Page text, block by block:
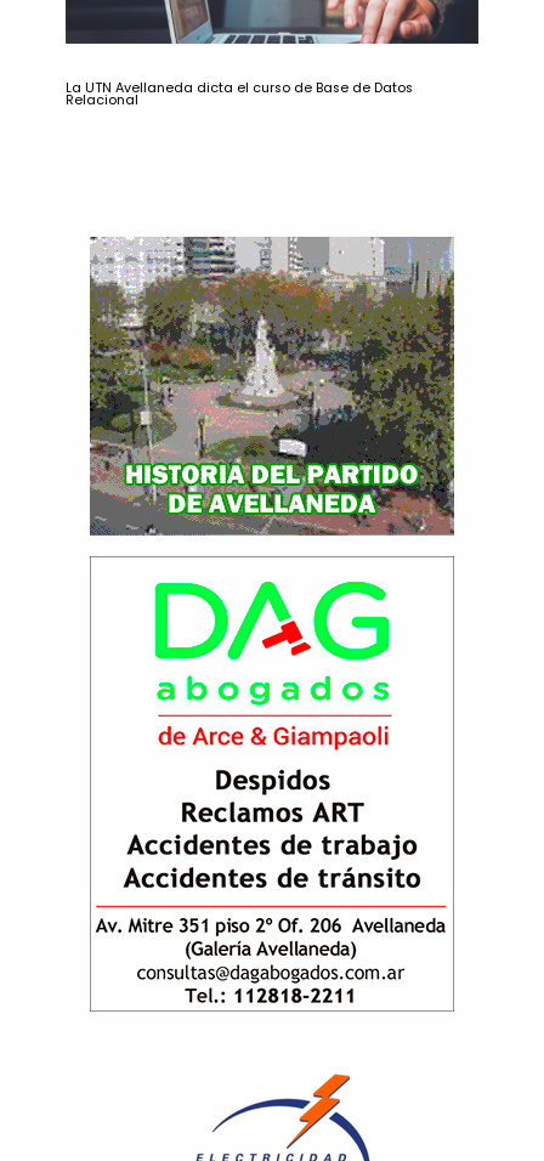
La UTN Avellaneda dicta el curso de Base de Datos
Relacional